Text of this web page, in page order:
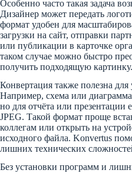
Особенно часто такая задача
Дизайнер может передать
формат удобен для
загрузки на сайт, отправки
или публикации в карточке
таком случае можно быстро
получить подходящую картинку.
Конвертация также полезна
Например, схема или
но для отчёта или презентации
JPEG. Такой формат проще
коллегам или открыть на
исходного файла. Konvertus
лишних технических
Без установки программ и